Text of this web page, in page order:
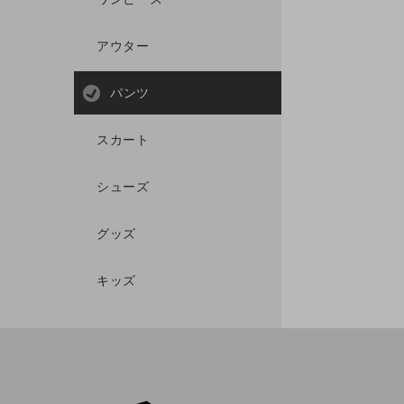
アウター
パンツ
スカート
シューズ
グッズ
キッズ